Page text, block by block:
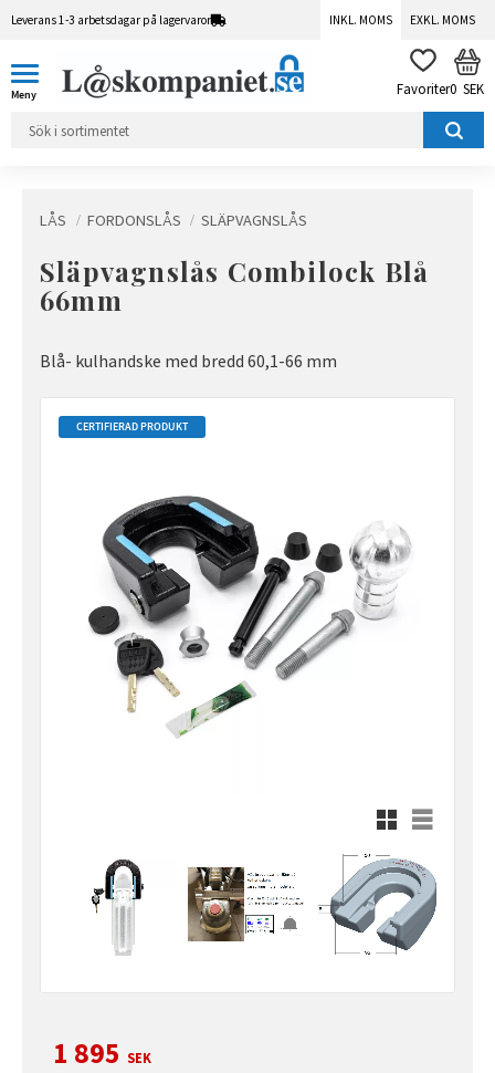
Leverans 1-3 arbetsdagar på lagervaror INKL. MOMS EXKL. MOMS
FAVORITER
0 SEK
LÅS FORDONSLÅS SLÄPVAGNSLÅS
Släpvagnslås Combilock Blå
66mm
Blå- kulhandske med bredd 60,1-66 mm
CERTIFIERAD PRODUKT
Rutnätsvy
Listvy
Nedsatt pris:
1 895 SEK